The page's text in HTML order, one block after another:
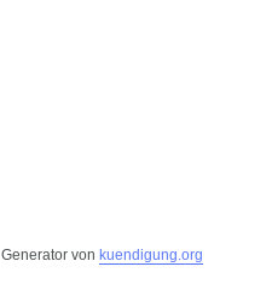
Generator von kuendigung.org